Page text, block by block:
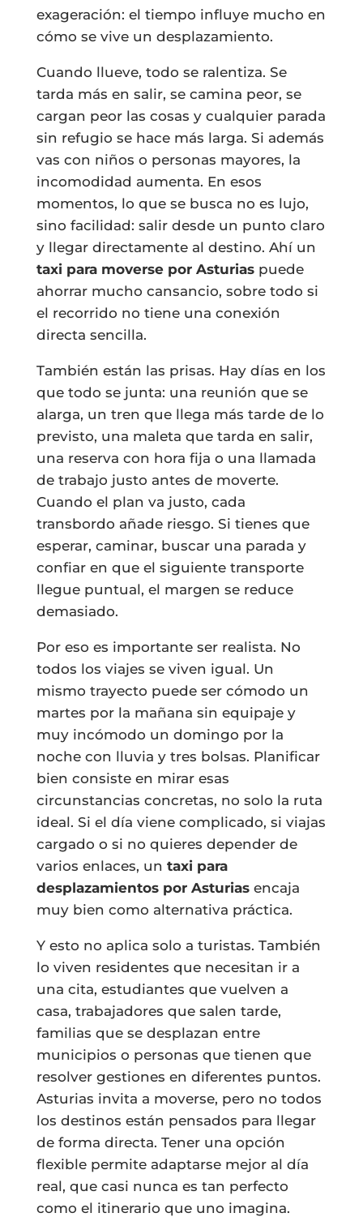
exageración: el tiempo influye mucho en
cómo se vive un desplazamiento.
Cuando llueve, todo se ralentiza. Se
tarda más en salir, se camina peor, se
cargan peor las cosas y cualquier parada
sin refugio se hace más larga. Si además
vas con niños o personas mayores, la
incomodidad aumenta. En esos
momentos, lo que se busca no es lujo,
sino facilidad: salir desde un punto claro
y llegar directamente al destino. Ahí un
taxi para moverse por Asturiaspuede
ahorrar mucho cansancio, sobre todo si
el recorrido no tiene una conexión
directa sencilla.
También están las prisas. Hay días en los
que todo se junta: una reunión que se
alarga, un tren que llega más tarde de lo
previsto, una maleta que tarda en salir,
una reserva con hora fija o una llamada
de trabajo justo antes de moverte.
Cuando el plan va justo, cada
transbordo añade riesgo. Si tienes que
esperar, caminar, buscar una parada y
confiar en que el siguiente transporte
llegue puntual, el margen se reduce
demasiado.
Por eso es importante ser realista. No
todos los viajes se viven igual. Un
mismo trayecto puede ser cómodo un
martes por la mañana sin equipaje y
muy incómodo un domingo por la
noche con lluvia y tres bolsas. Planificar
bien consiste en mirar esas
circunstancias concretas, no solo la ruta
ideal. Si el día viene complicado, si viajas
cargado o si no quieres depender de
varios enlaces, un taxi para
desplazamientos por Asturiasencaja
muy bien como alternativa práctica.
Y esto no aplica solo a turistas. También
lo viven residentes que necesitan ir a
una cita, estudiantes que vuelven a
casa, trabajadores que salen tarde,
familias que se desplazan entre
municipios o personas que tienen que
resolver gestiones en diferentes puntos.
Asturias invita a moverse, pero no todos
los destinos están pensados para llegar
de forma directa. Tener una opción
flexible permite adaptarse mejor al día
real, que casi nunca es tan perfecto
como el itinerario que uno imagina.